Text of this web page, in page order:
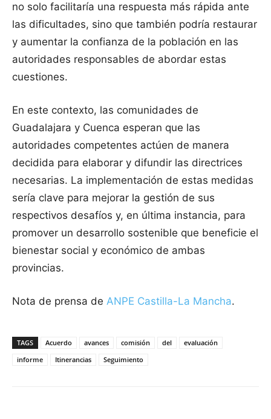
no solo facilitaría una respuesta más rápida ante
las dificultades, sino que también podría restaurar
y aumentar la confianza de la población en las
autoridades responsables de abordar estas
cuestiones.
En este contexto, las comunidades de
Guadalajara y Cuenca esperan que las
autoridades competentes actúen de manera
decidida para elaborar y difundir las directrices
necesarias. La implementación de estas medidas
sería clave para mejorar la gestión de sus
respectivos desafíos y, en última instancia, para
promover un desarrollo sostenible que beneficie el
bienestar social y económico de ambas
provincias.
Nota de prensa de ANPE Castilla-La Mancha.
TAGS Acuerdo avances comisión del
evaluación
informe
Itinerancias Seguimiento